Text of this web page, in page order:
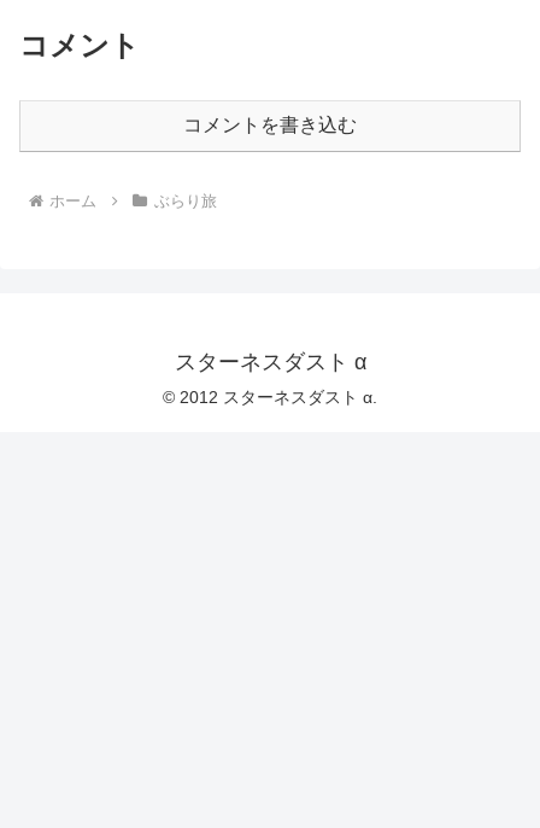
コメント
コメントを書き込む
ホーム ぶらり旅
スターネスダスト α
© 2012 スターネスダスト α.